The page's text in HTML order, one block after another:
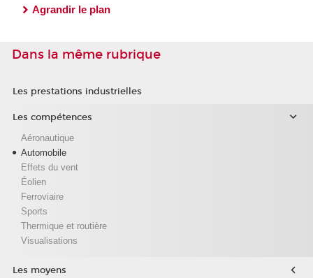
Agrandir le plan
Dans la même rubrique
Les prestations industrielles
Les compétences
Aéronautique
Automobile
Effets du vent
Éolien
Ferroviaire
Sports
Thermique et routière
Visualisations
Les moyens